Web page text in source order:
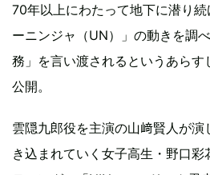
70年以上にわたって地下に潜り
ーニンジャ（UN）」の動きを調
務」を言い渡されるというあら
公開。
雲隠九郎役を主演の山﨑賢人が
き込まれていく女子高生・野口